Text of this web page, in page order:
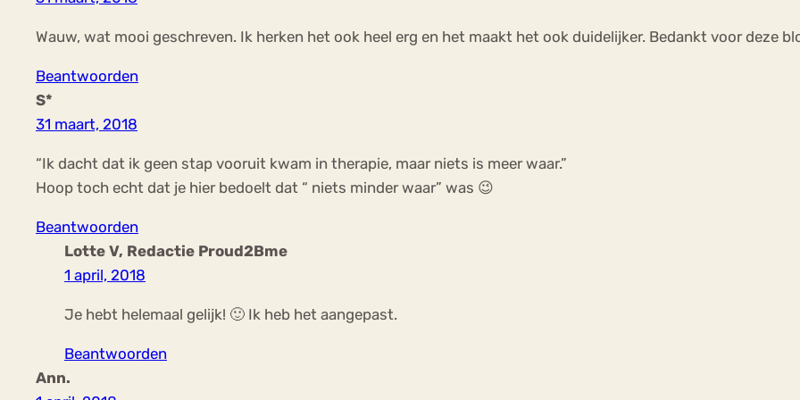
Wauw, wat mooi geschreven. Ik herken het ook heel erg en het maakt het ook duidelijker. Bedankt voor deze
Beantwoorden
S*
31 maart, 2018
“Ik dacht dat ik geen stap vooruit kwam in therapie, maar niets is meer waar.”
Hoop toch echt dat je hier bedoelt dat “ niets minder waar” was 😉
Beantwoorden
Lotte V, Redactie Proud2Bme
1 april, 2018
Je hebt helemaal gelijk! 🙂 Ik heb het aangepast.
Beantwoorden
Ann.